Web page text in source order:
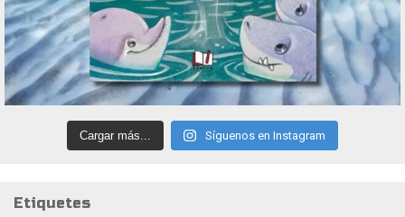
Cargar más... Síguenos en Instagram
Etiquetes